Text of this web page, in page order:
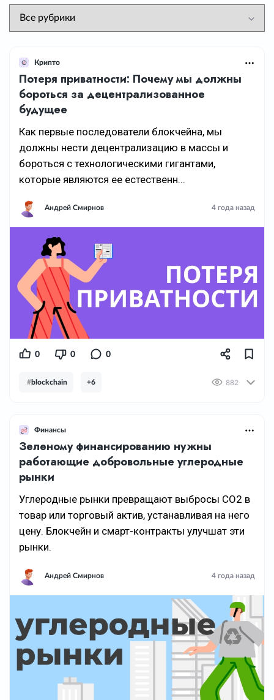
Крипто
Потеря приватности: Почему мы должны
бороться за децентрализованное
будущее
Как первые последователи блокчейна, мы
должны нести децентрализацию в массы и
бороться с технологическими гигантами,
которые являются ее естественн...
Андрей Смирнов 4 года назад
0 0 0
#blockchain +6 882
Финансы
Зеленому финансированию нужны
работающие добровольные углеродные
рынки
Углеродные рынки превращают выбросы CO2 в
товар или торговый актив, устанавливая на него
цену. Блокчейн и смарт-контракты улучшат эти
рынки.
Андрей Смирнов 4 года назад